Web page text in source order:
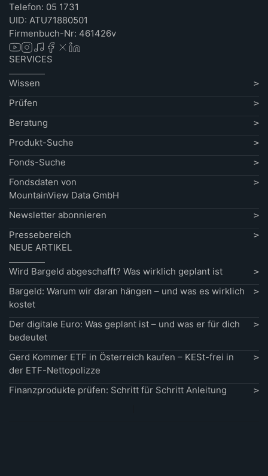
Telefon: 05 1731
UID: ATU71880501
Firmenbuch-Nr: 461426v
SERVICES
Wissen
Prüfen
Beratung
Produkt-Suche
Fonds-Suche
Fondsdaten von
MountainView Data GmbH
Newsletter abonnieren
Pressebereich
NEUE ARTIKEL
Wird Bargeld abgeschafft? Was wirklich geplant ist
Bargeld: Warum wir daran hängen – und was es wirklich
kostet
Der digitale Euro: Was geplant ist – und was er für dich
bedeutet
Gerd Kommer ETF in Österreich kaufen – KESt-frei in
der ETF-Nettopolizze
Finanzprodukte prüfen: Schritt für Schritt Anleitung